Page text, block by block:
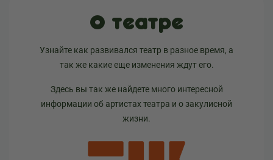
О театре
Узнайте как развивался театр в разное время, а
так же какие еще изменения ждут его.
Здесь вы так же найдете много интересной
информации об артистах театра и о закулисной
жизни.